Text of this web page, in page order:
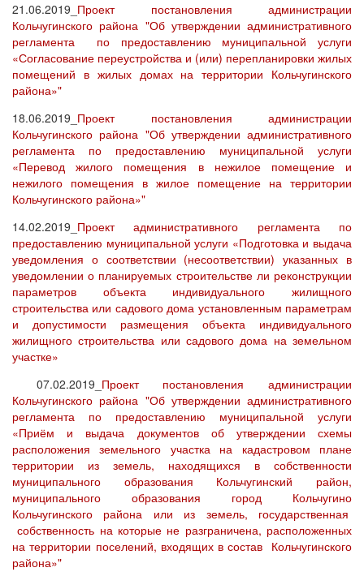
21.06.2019_ Проект постановления администрации
Кольчугинского района "Об утверждении административного
регламента по предоставлению муниципальной услуги
«Согласование переустройства и (или) перепланировки жилых
помещений в жилых домах на территории Кольчугинского
района»"
18.06.2019_ Проект постановления администрации
Кольчугинского района "Об утверждении административного
регламента по предоставлению муниципальной услуги
«Перевод жилого помещения в нежилое помещение и
нежилого помещения в жилое помещение на территории
Кольчугинского района»"
14.02.2019_ Проект административного регламента по
предоставлению муниципальной услуги «Подготовка и выдача
уведомления о соответствии (несоответствии) указанных в
уведомлении о планируемых строительстве ли реконструкции
параметров объекта индивидуального жилищного
строительства или садового дома установленным параметрам
и допустимости размещения объекта индивидуального
жилищного строительства или садового дома на земельном
участке»
07.02.2019_ Проект постановления администрации
Кольчугинского района "Об утверждении административного
регламента по предоставлению муниципальной услуги
«Приём и выдача документов об утверждении схемы
расположения земельного участка на кадастровом плане
территории из земель, находящихся в собственности
муниципального образования Кольчугинский район,
муниципального образования город Кольчугино
Кольчугинского района или из земель, государственная
собственность на которые не разграничена, расположенных
на территории поселений, входящих в состав Кольчугинского
района»"